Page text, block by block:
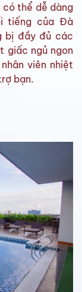
có thể dễ dàng
tiếng của Đà
bị đầy đủ các
giấc ngủ ngon
viên nhiệt
bạn.